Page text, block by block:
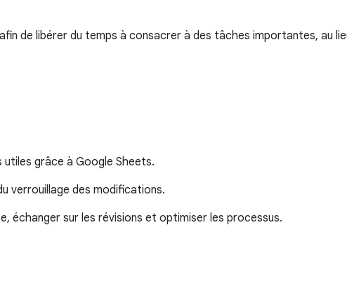
afin de libérer du temps à consacrer à des tâches importantes, au
grâce à Google Sheets.
verrouillage des modifications.
échanger sur les révisions et optimiser les processus.